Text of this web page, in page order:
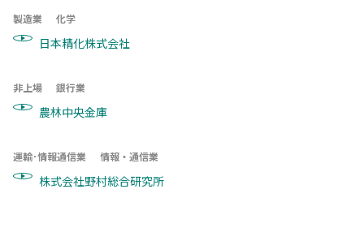
製造業 化学
日本精化株式会社
非上場 銀行業
農林中央金庫
運輸･情報通信業 情報・通信業
株式会社野村総合研究所